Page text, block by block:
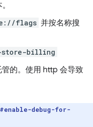
flags 并按名称搜
store-billing
的。使用 http 会导致
#enable-debug-for-